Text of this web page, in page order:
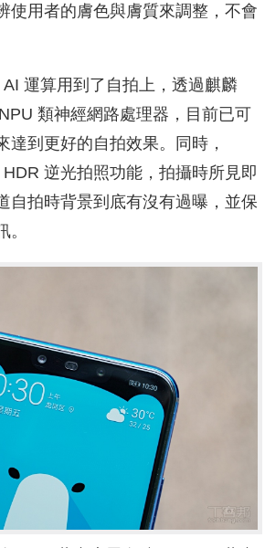
使用者的膚色與膚質來調整，不會
運算用到了自拍上，透過麒麟
類神經網路處理器，目前已可
達到更好的自拍效果。同時，
逆光拍照功能，拍攝時所見即
自拍時背景到底有沒有過曝，並保